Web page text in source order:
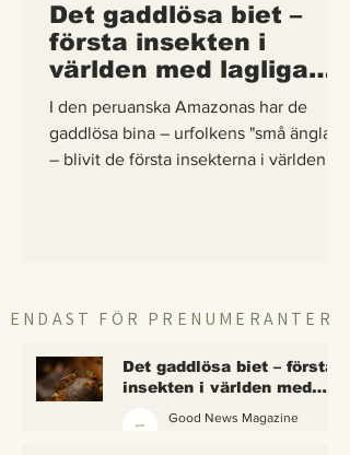
Det gaddlösa biet –
första insekten i
världen med lagliga
rättigheter
I den peruanska Amazonas har de
gaddlösa bina – urfolkens "små änglar"
– blivit de första insekterna i världen att
ENDAST FÖR PRENUMERANTER
Det gaddlösa biet – första
insekten i världen med
Good News Magazine